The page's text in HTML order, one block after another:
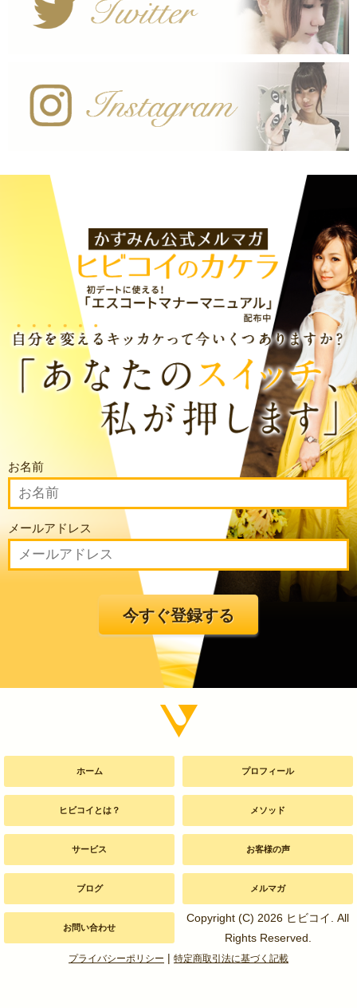
お名前
メールアドレス
ホーム プロフィール
ヒビコイとは？ メソッド
サービス お客様の声
ブログ メルマガ
お問い合わせ
Copyright (C) 2026 ヒビコイ. All
Rights Reserved.
プライバシーポリシー | 特定商取引法に基づく記載